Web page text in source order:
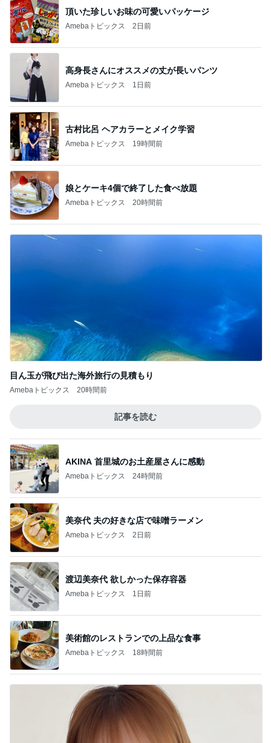
頂いた珍しいお味の可愛いパッケージ
Amebaトピックス 2日前
高身長さんにオススメの丈が長いパンツ
Amebaトピックス 1日前
古村比呂 ヘアカラーとメイク学習
Amebaトピックス 19時間前
娘とケーキ4個で終了した食べ放題
Amebaトピックス 20時間前
目ん玉が飛び出た海外旅行の見積もり
Amebaトピックス 20時間前
記事を読む
AKINA 首里城のお土産屋さんに感動
Amebaトピックス 24時間前
美奈代 夫の好きな店で味噌ラーメン
Amebaトピックス 2日前
渡辺美奈代 欲しかった保存容器
Amebaトピックス 1日前
美術館のレストランでの上品な食事
Amebaトピックス 18時間前